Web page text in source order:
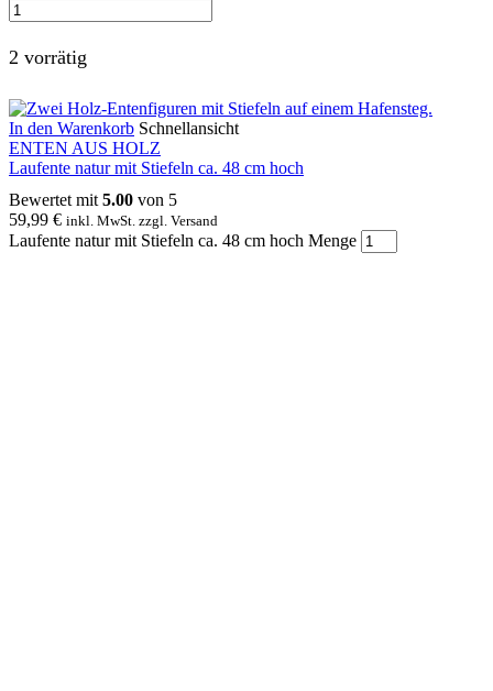
2 vorrätig
In den Warenkorb Schnellansicht
ENTEN AUS HOLZ
Laufente natur mit Stiefeln ca. 48 cm hoch
Bewertet mit5.00 von 5
59,99 € inkl. MwSt. zzgl. Versand
Laufente natur mit Stiefeln ca. 48 cm hoch Menge